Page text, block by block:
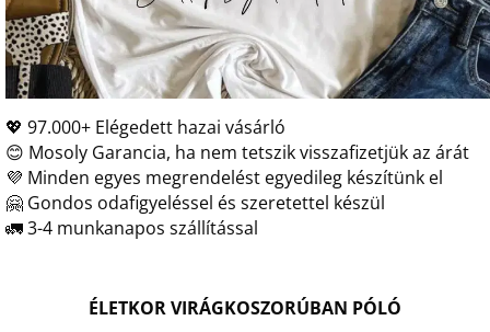
💖 97.000+ Elégedett hazai vásárló
😊 Mosoly Garancia, ha nem tetszik visszafizetjük az árát
💜 Minden egyes megrendelést egyedileg készítünk el
🤗 Gondos odafigyeléssel és szeretettel készül
🚛 3-4 munkanapos szállítással
ÉLETKOR VIRÁGKOSZORÚBAN PÓLÓ